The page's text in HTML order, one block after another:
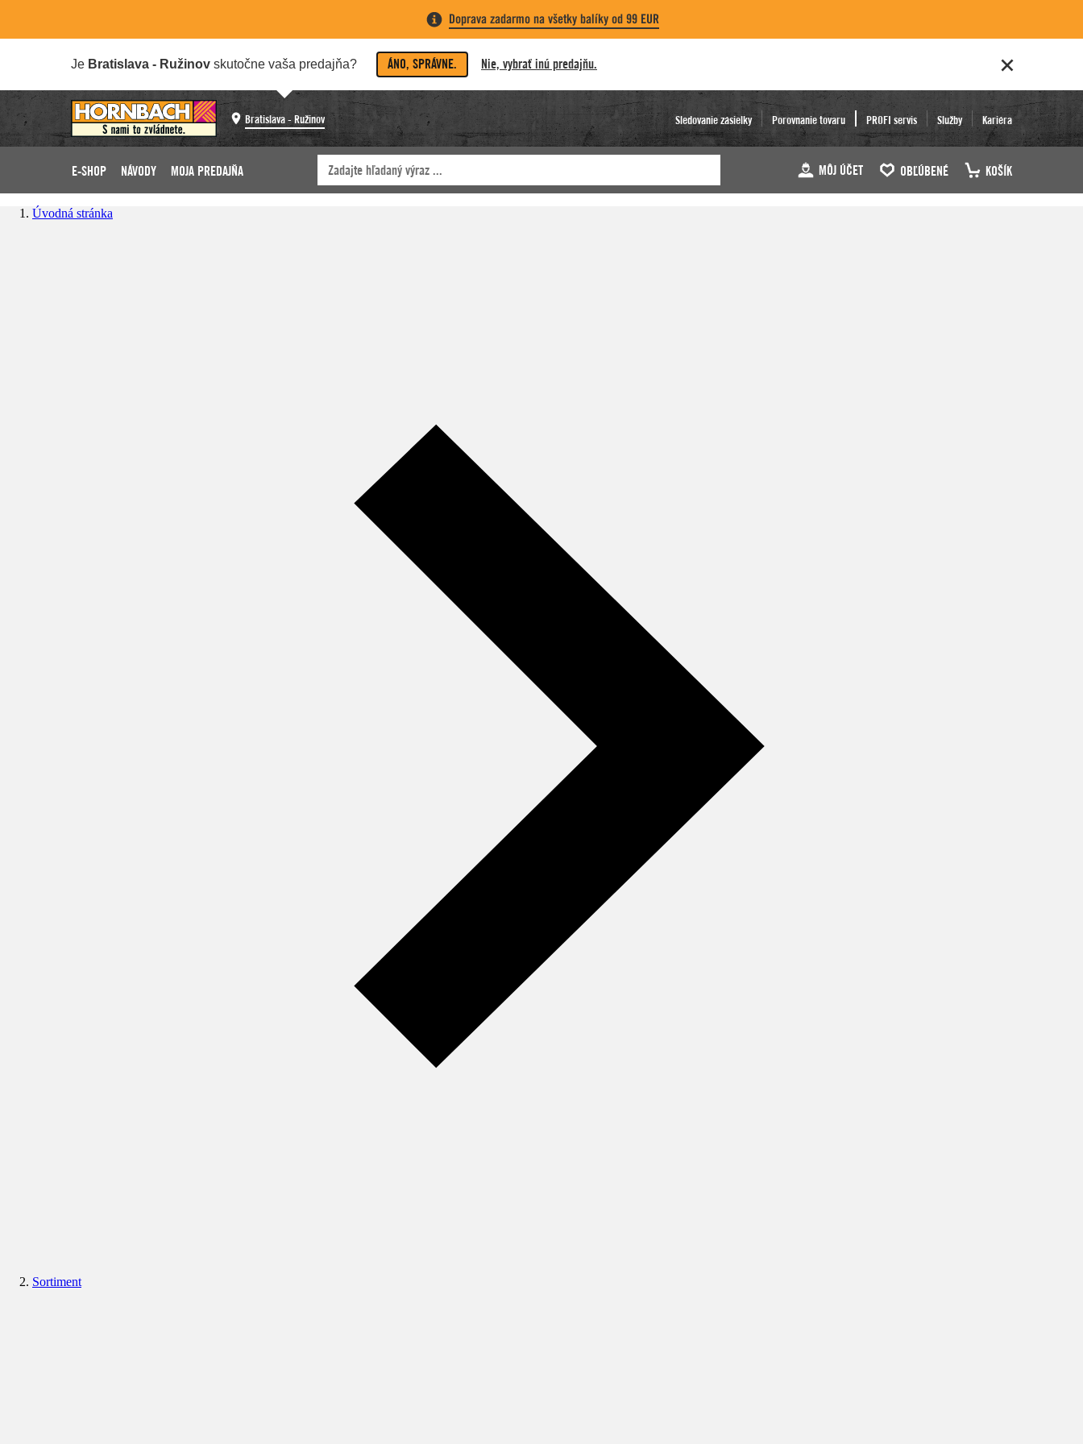
Doprava zadarmo na všetky balíky od 99 EUR
Je Bratislava - Ružinov skutočne vaša predajňa? ÁNO, SPRÁVNE. Nie, vybrať inú predajňu.
Bratislava - Ružinov Sledovanie zásielky Porovnanie tovaru PROFI servis Služby Kariéra
E-SHOP NÁVODY MOJA PREDAJŇA MÔJ ÚČET OBĽÚBENÉ KOŠÍK
Úvodná stránka
Sortiment